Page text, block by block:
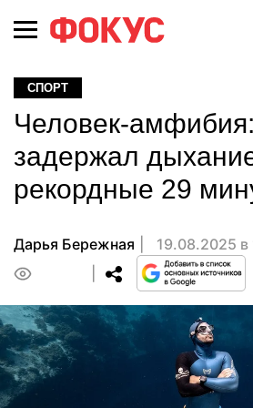
СПОРТ
Человек-
задержал
рекордные 29
Дарья Бережная
19.08.2025 в